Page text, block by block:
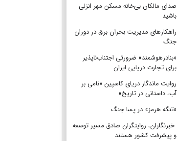
صدای مالکان بی‌خانه مسکن مهر انزلی
باشید
راهکارهای مدیریت بحران برق در دوران
جنگ
«بنادرهوشمند» ضرورتی اجتناب‌ناپذیر
برای تجارت دریایی ایران
روایت ماندگار دریای کاسپین «نامی بر
آب، داستانی در تاریخ»
«تنگه هرمز» در پسا جنگ
‌ خبرنگاران، روایتگران صادق مسیر توسعه
و پیشرفت کشور هستند